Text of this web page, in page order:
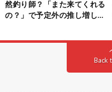
然釣り師？「また来てくれる
の？」で予定外の推し増し…
Back